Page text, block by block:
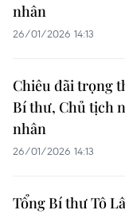
nhân
26/01/2026 14:13
Chiêu đãi trọng
Bí thư, Chủ tịch
nhân
26/01/2026 14:13
Tổng Bí thư Tô